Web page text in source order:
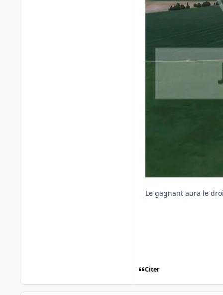
Le gagnant aura le
Citer